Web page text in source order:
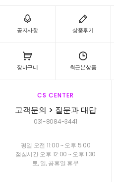
공지사항 상품후기
장바구니 최근본상품
CS CENTER
고객문의 > 질문과 대답
031-8084-3441
평일 오전 11:00 ~ 오후 5:00
점심시간 오후 12:00 ~ 오후 1:30
토, 일, 공휴일 휴무